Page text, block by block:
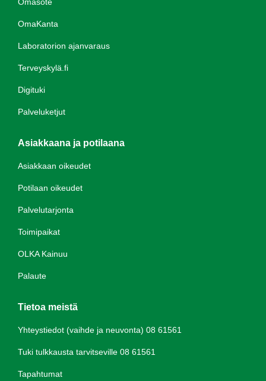
Omasote
OmaKanta
Laboratorion ajanvaraus
Terveyskylä.fi
Digituki
Palveluketjut
Asiakkaana ja potilaana
Asiakkaan oikeudet
Potilaan oikeudet
Palvelutarjonta
Toimipaikat
OLKA Kainuu
Palaute
Tietoa meistä
Yhteystiedot (vaihde ja neuvonta) 08 61561
Tuki tulkkausta tarvitseville 08 61561
Tapahtumat